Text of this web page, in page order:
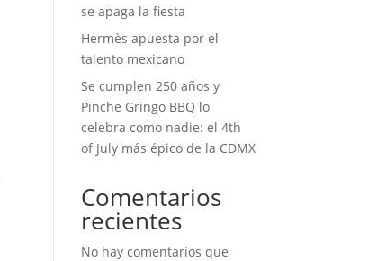
se apaga la fiesta
Hermès apuesta por el
talento mexicano
Se cumplen 250 años y
Pinche Gringo BBQ lo
celebra como nadie: el 4th
of July más épico de la CDMX
Comentarios
recientes
No hay comentarios que